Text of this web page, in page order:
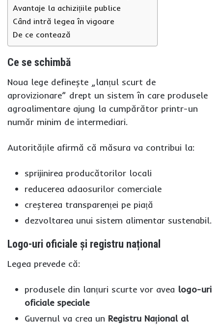
Avantaje la achizițiile publice
Când intră legea în vigoare
De ce contează
Ce se schimbă
Noua lege definește „lanțul scurt de
aprovizionare” drept un sistem în care produsele
agroalimentare ajung la cumpărător printr-un
număr minim de intermediari.
Autoritățile afirmă că măsura va contribui la:
sprijinirea producătorilor locali
reducerea adaosurilor comerciale
creșterea transparenței pe piață
dezvoltarea unui sistem alimentar sustenabil.
Logo-uri oficiale și registru național
Legea prevede că:
produsele din lanțuri scurte vor avea logo-uri
oficiale speciale
Guvernul va crea un Registru Național al